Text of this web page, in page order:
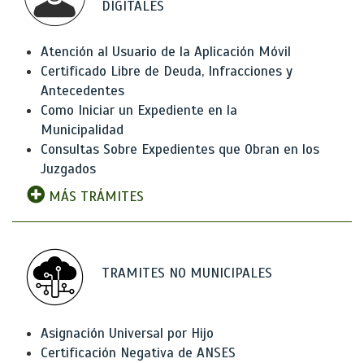
DIGITALES
Atención al Usuario de la Aplicación Móvil
Certificado Libre de Deuda, Infracciones y
Antecedentes
Como Iniciar un Expediente en la
Municipalidad
Consultas Sobre Expedientes que Obran en los
Juzgados
MÁS TRÁMITES
TRAMITES NO MUNICIPALES
Asignación Universal por Hijo
Certificación Negativa de ANSES